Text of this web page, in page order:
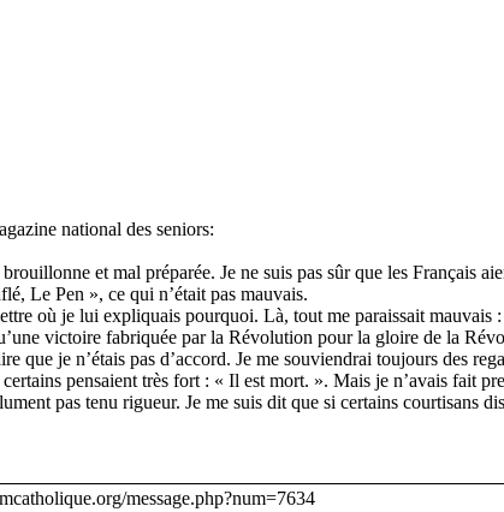
national des seniors:
et mal préparée. Je ne suis pas sûr que les Français
Le Pen », ce qui n’était pas mauvais.
où je lui expliquais pourquoi. Là, tout me paraissait mauvais
victoire fabriquée par la Révolution pour la gloire de la
je n’étais pas d’accord. Je me souviendrai toujours des
pensaient très fort : « Il est mort. ». Mais je n’avais fait
pas tenu rigueur. Je me suis dit que si certains courtisans
message.php?num=7634